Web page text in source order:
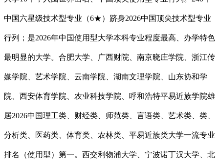
中国六星级技术型专业（6★）跻身2026中国顶尖技术型专业
行列；是2026年中国使用型大学本科专业程度最高、办学特色
最明显的大学。合肥大学、广西财院、南京晓庄学院、浙江传
媒学院、艺术学院、云南学院、湖南文理学院、山东协和学
院、西安体育学院、农业科技学院、呼和浩特平易近族学院雄
居2026中国理工类、财经类、师范类、言语类、艺术类、类、
分析类、医药类、体育类、农林类、平易近族类大学一流专业
排名（使用型）第一。西交利物浦大学、宁波诺丁汉大学、北